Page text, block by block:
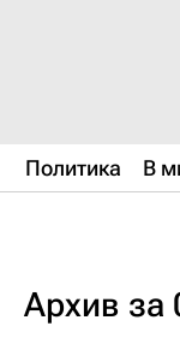
Политика В
Архив за